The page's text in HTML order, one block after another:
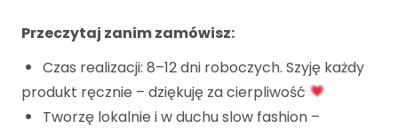
Przeczytaj zanim zamówisz:
Czas realizacji: 8–12 dni roboczych. Szyję każdy
produkt ręcznie – dziękuję za cierpliwość
Tworzę lokalnie i w duchu slow fashion –